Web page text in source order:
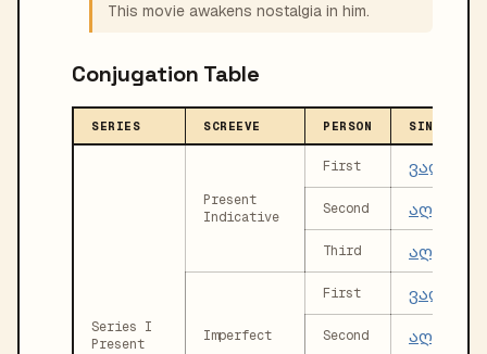
This movie awakens nostalgia in him.
Conjugation Table
SERIES SCREEVE PERSON SINGULAR
Series I
Present
Present
Indicative
First
Second აღვიძებ
Third
Imperfect
First
Second